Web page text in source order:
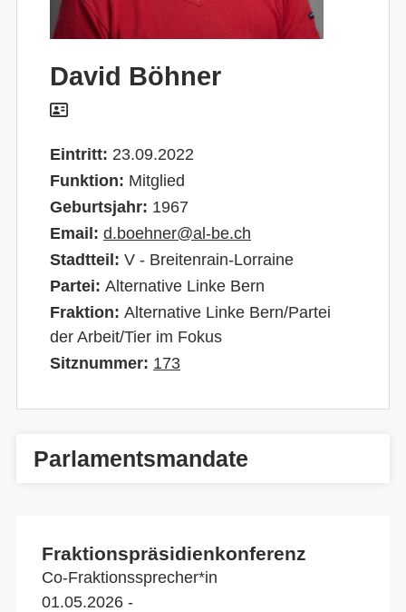
David Böhner
Eintritt: 23.09.2022
Funktion: Mitglied
Geburtsjahr: 1967
Email: d.boehner@al-be.ch
Stadtteil: V - Breitenrain-Lorraine
Partei: Alternative Linke Bern
Fraktion: Alternative Linke Bern/Partei
der Arbeit/Tier im Fokus
Sitznummer: 173
Parlamentsmandate
Fraktionspräsidienkonferenz
Co-Fraktionssprecher*in
01.05.2026 -